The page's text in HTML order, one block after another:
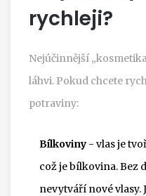
rychleji?
Nejúčinnější
láhvi. Pokud chcete
potraviny:
Bílkoviny - vlas je
což je bílkovina. Bez
nevytváří nové vlasy.